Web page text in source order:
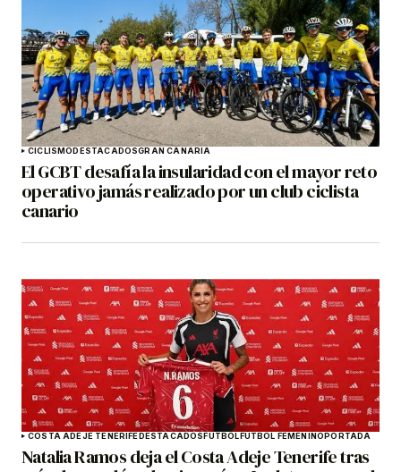
CICLISMODESTACADOSGRAN CANARIA
El GCBT desafía la insularidad con el mayor reto
operativo jamás realizado por un club ciclista
canario
COSTA ADEJE TENERIFEDESTACADOSFÚTBOLFÚTBOL FEMENINOPORTADA
Natalia Ramos deja el Costa Adeje Tenerife tras